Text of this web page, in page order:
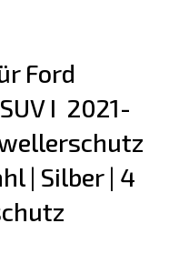
Ford
I  2021-
| Silber | 4